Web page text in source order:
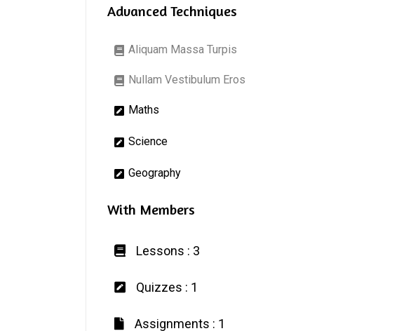
Advanced Techniques
Aliquam Massa Turpis
Nullam Vestibulum Eros
Maths
Science
Geography
With Members
Lessons : 3
Quizzes : 1
Assignments : 1